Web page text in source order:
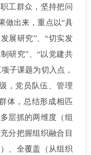
工群众，坚持把问
做出来，重点以“具
展研究”、“切实发
研究”、“以党建共
子课题为切入点，
，党员队伍、管理
体，总结形成相匹
层抓的两维度（组
分把握组织融合目
、全覆盖（从组织